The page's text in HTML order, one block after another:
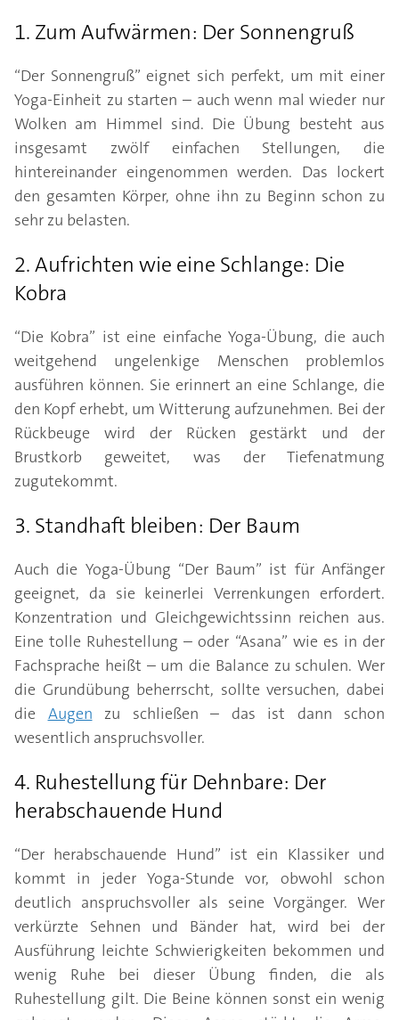
1. Zum Aufwärmen: Der Sonnengruß
“Der Sonnengruß” eignet sich perfekt, um mit einer
Yoga-Einheit zu starten – auch wenn mal wieder nur
Wolken am Himmel sind. Die Übung besteht aus
insgesamt zwölf einfachen Stellungen, die
hintereinander eingenommen werden. Das lockert
den gesamten Körper, ohne ihn zu Beginn schon zu
sehr zu belasten.
2. Aufrichten wie eine Schlange: Die
Kobra
“Die Kobra” ist eine einfache Yoga-Übung, die auch
weitgehend ungelenkige Menschen problemlos
ausführen können. Sie erinnert an eine Schlange, die
den Kopf erhebt, um Witterung aufzunehmen. Bei der
Rückbeuge wird der Rücken gestärkt und der
Brustkorb geweitet, was der Tiefenatmung
zugutekommt.
3. Standhaft bleiben: Der Baum
Auch die Yoga-Übung “Der Baum” ist für Anfänger
geeignet, da sie keinerlei Verrenkungen erfordert.
Konzentration und Gleichgewichtssinn reichen aus.
Eine tolle Ruhestellung – oder “Asana” wie es in der
Fachsprache heißt – um die Balance zu schulen. Wer
die Grundübung beherrscht, sollte versuchen, dabei
die Augen zu schließen – das ist dann schon
wesentlich anspruchsvoller.
4. Ruhestellung für Dehnbare: Der
herabschauende Hund
“Der herabschauende Hund” ist ein Klassiker und
kommt in jeder Yoga-Stunde vor, obwohl schon
deutlich anspruchsvoller als seine Vorgänger. Wer
verkürzte Sehnen und Bänder hat, wird bei der
Ausführung leichte Schwierigkeiten bekommen und
wenig Ruhe bei dieser Übung finden, die als
Ruhestellung gilt. Die Beine können sonst ein wenig